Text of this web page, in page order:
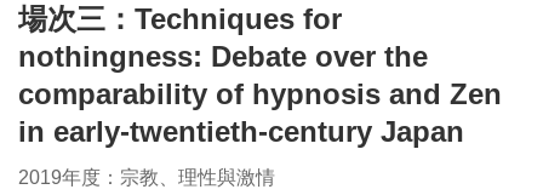
場次三：Techniques for
nothingness: Debate over the
comparability of hypnosis and Zen
in early-twentieth-century Japan
2019年度：宗教、理性與激情